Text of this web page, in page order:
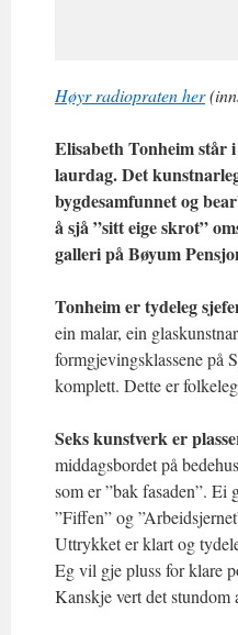
Høyr radiopraten her
Elisabeth Tonheim står
laurdag. Det
bygdesamfunnet og
å sjå ”sitt eige skrot”
galleri på Bøyum
Tonheim er tydeleg
ein malar, ein
formgjevingsklassene på
komplett. Dette er
Seks kunstverk er
middagsbordet på
som er ”bak fasaden”.
”Fiffen” og
Uttrykket er klart og
Eg vil gje pluss for klare
Kanskje vert det